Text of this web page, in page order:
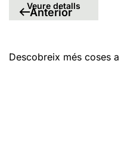
Veure detalls
Anterior
Descobreix més coses